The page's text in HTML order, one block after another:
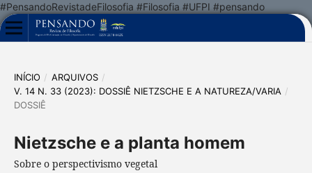
#PensandoRevistadeFilosofia #Filosofia #UFPI #pensando
INÍCIO / ARQUIVOS /
V. 14 N. 33 (2023): DOSSIÊ NIETZSCHE E A NATUREZA/VARIA /
DOSSIÊ
Nietzsche e a planta homem
Sobre o perspectivismo vegetal